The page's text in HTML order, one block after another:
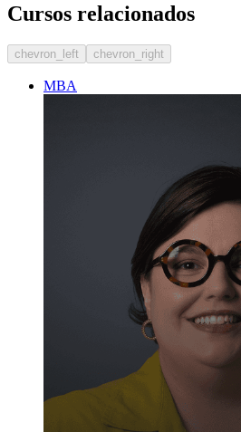
Cursos relacionados
chevron_left chevron_right
MBA